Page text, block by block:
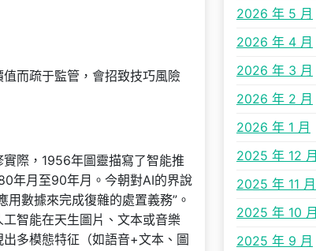
而疏于監管，會招致技巧風險
際，1956年圖靈描寫了智能推
年月至90年月。今朝對AI的界說
數據來完成復雜的處置義務”。
智能在天生圖片、文本或音樂
多模態特征（如語音+文本、圖
2026 年 5 月
2026 年 4 月
2026 年 3 月
2026 年 2 月
2026 年 1 月
2025 年 12 月
2025 年 11 月
2025 年 10 月
2025 年 9 月